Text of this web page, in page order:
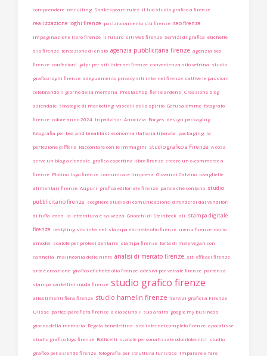
comprendere recruiting Shakespeare rulez il tuo studio grafico a firenze
realizzazione loghi firenze posizionamento siti firenze seo firenze
impaginazione libro firenze il futuro siti web firenze Servizi di grafica etichette
olio firenze tentazione di cristo agenzia pubblicitaria firenze agenzia seo
firenze confezioni gdpr per siti internet firenze convenienza sito vetrina studio
grafico loghi firenze adeguamento privacy siti internet firenze cattive le passioni
celebrando il giorno della memoria Prestashop fieri e ardenti Creazione blog
aziendale strategie di marketing vascelli dello spirito Gerusalemme fotografo
firenze colore anno 2024 tripadvisor Amicizia Borges design packaging
fotografia per bed and breakfast economia italiana liberata packaging la
perfezione difficile Raccontare con le immagini studio grafico a Firenze A cosa
serve un blog aziendale grafica copertina libro firenze creare un e-commerce a
firenze Plotino logo firenze comunicare limpresa Giovanni Calvino tovagliette
alimentari firenze Auguri grafica editoriale firenze parole che contano studio
pubblicitario firenze scegliere studio di comunicazione difendersi dai venditori
di fuffa eden la letteratura è salvezza Gnocchi di Steinbeck ali stampa digitale
firenze restyling sito internet stampa etichette olio firenze menu firenze dario
amodei scatole per protesi dentarie stampa firenze torta di mele vegan con
cannella malinconia delle ninfe analisi di mercato firenze siti efficaci firenze
arte è creazione grafico etichette olio firenze adesivi per vetrate firenze partenza
stampa cartellini moda firenze studio grafico firenze
allestimenti fiera firenze studio hamelin firenze Servizi grafici a Firenze
Ulisse partecipare fiera firenze a ciascuno il suo aratro google my business
giorno della memoria Regola benedettina sito internet completo firenze apocalisse
studio grafico logo firenze Botticelli scatole personalizzate odontotecnici studio
grafico per aziende firenze fotografia per struttura turistica Imparare a fare